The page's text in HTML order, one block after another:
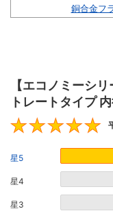
銅合金フ
【エコノミーシ
トレートタイプ
星5
星4
星3